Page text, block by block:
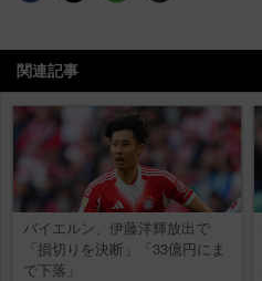
関連記事
バイエルン、伊藤洋輝放出で
「損切りを決断」「33億円にま
で下落」